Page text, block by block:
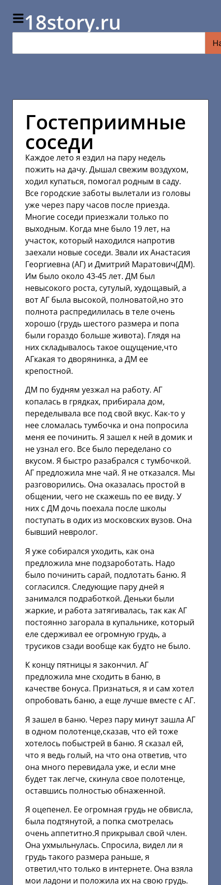
18story.ru
Гостеприимные
соседи
Каждое лето я ездил на пару недель
пожить на дачу. Дышал свежим воздухом,
ходил купаться, помогал родным в саду.
Все городские заботы вылетали из головы
уже через пару часов после приезда.
Многие соседи приезжали только по
выходным. Когда мне было 19 лет, на
участок, который находился напротив
заехали новые соседи. Звали их Анастасия
Георгиевна (АГ) и Дмитрий Маратович(ДМ).
Им было около 43-45 лет. ДМ был
невысокого роста, сутулый, худощавый, а
вот АГ была высокой, полноватой,но это
полнота распредилилась в теле очень
хорошо (грудь шестого размера и попа
были гораздо больше живота). Глядя на
них складывалось такое ощущение,что
АГкакая то дворянинка, а ДМ ее
крепостной.
ДМ по будням уезжал на работу. АГ
копалась в грядках, прибирала дом,
переделывала все под свой вкус. Как-то у
нее сломалась тумбочка и она попросила
меня ее починить. Я зашел к ней в домик и
не узнал его. Все было переделано со
вкусом. Я быстро разабрался с тумбочкой.
АГ предложила мне чай. Я не отказался. Мы
разговорились. Она оказалась простой в
общении, чего не скажешь по ее виду. У
них с ДМ дочь поехала после шкoлы
поступать в одих из московских вузов. Она
бывший невролог.
Я уже собирался уходить, как она
предложила мне подзароботать. Надо
было починить сарай, подлотать баню. Я
согласился. Следующие пару дней я
занимался подработкой. Деньки были
жаркие, и работа затягивалась, так как АГ
постоянно загорала в купальнике, который
еле сдерживал ее огромную грудь, а
трусиков сзади вообще как будто не было.
К концу пятницы я закончил. АГ
предложила мне сходить в баню, в
качестве бонуса. Признаться, я и сам хотел
опробовать баню, а еще лучше вместе с АГ.
Я зашел в баню. Через пару минут зашла АГ
в одном полотенце,сказав, что ей тоже
хотелось побыстрей в баню. Я сказал ей,
что я ведь голый, на что она ответив, что
она много перевидала уже, и если мне
будет так легче, скинула свое полотенце,
оставшись полностью обнаженной.
Я оцепенел. Ее огромная грудь не обвисла,
была подтянутой, а попка смотрелась
очень аппетитно.Я прикрывал свой член.
Она ухмыльнулась. Спросила, видел ли я
грудь такого размера раньше, я
ответил,что только в интернете. Она взяла
мои ладони и положила их на свою грудь.